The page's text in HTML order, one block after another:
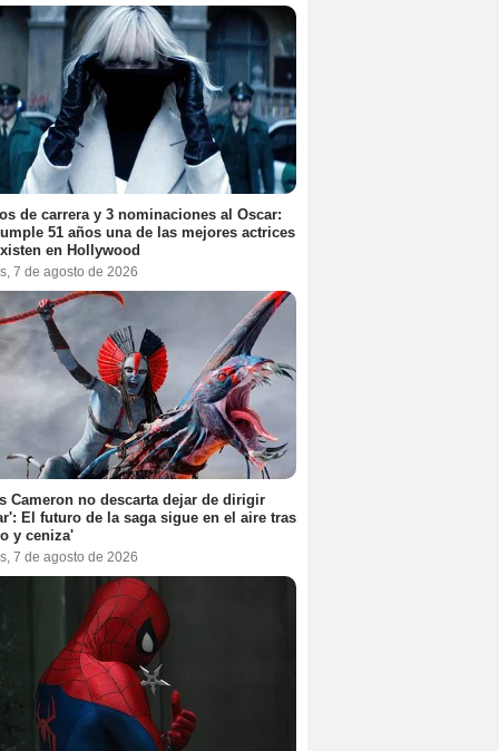
de carrera y 3 nominaciones al Oscar:
51 años una de las mejores actrices
en Hollywood
7 de agosto de 2026
Cameron no descarta dejar de dirigir
El futuro de la saga sigue en el aire tras
y ceniza'
7 de agosto de 2026